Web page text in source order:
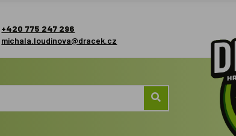
+420 775 247 296
michala.loudinova@dracek.cz